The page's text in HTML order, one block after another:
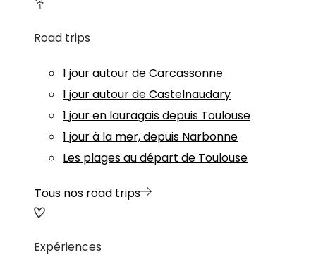
Road trips
1 jour autour de Carcassonne
1 jour autour de Castelnaudary
1 jour en lauragais depuis Toulouse
1 jour à la mer, depuis Narbonne
Les plages au départ de Toulouse
Tous nos road trips
Expériences